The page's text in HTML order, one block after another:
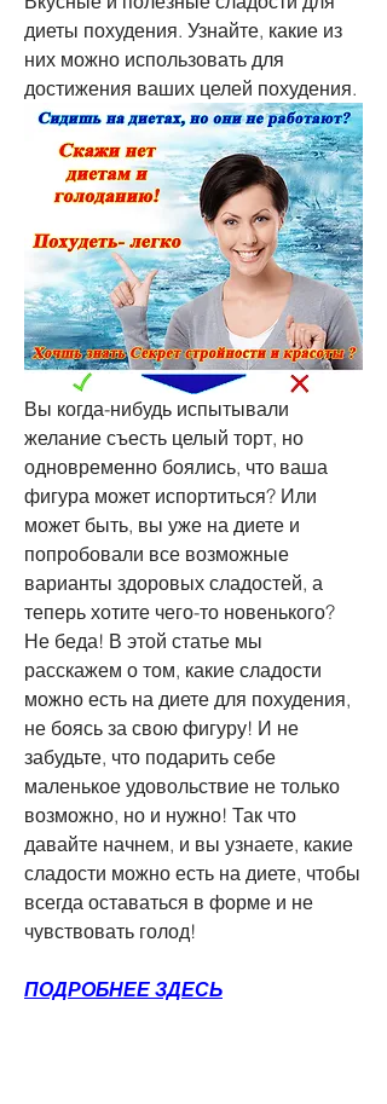
диеты похудения. Узнайте, какие из
них можно использовать для
достижения ваших целей похудения.
Вы когда-нибудь испытывали
желание съесть целый торт, но
одновременно боялись, что ваша
фигура может испортиться? Или
может быть, вы уже на диете и
попробовали все возможные
варианты здоровых сладостей, а
теперь хотите чего-то новенького?
Не беда! В этой статье мы
расскажем о том, какие сладости
можно есть на диете для похудения,
не боясь за свою фигуру! И не
забудьте, что подарить себе
маленькое удовольствие не только
возможно, но и нужно! Так что
давайте начнем, и вы узнаете, какие
сладости можно есть на диете, чтобы
всегда оставаться в форме и не
чувствовать голод!
ПОДРОБНЕЕ ЗДЕСЬ